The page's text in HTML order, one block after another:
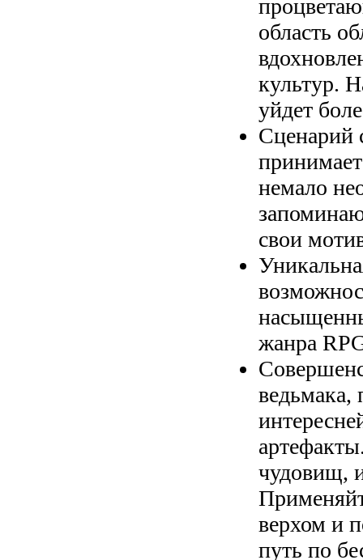
область
культур.
уйдет
Сценарий
немало
свои
жанра
ведьмака,
чудовищ,
верхом и
путь по